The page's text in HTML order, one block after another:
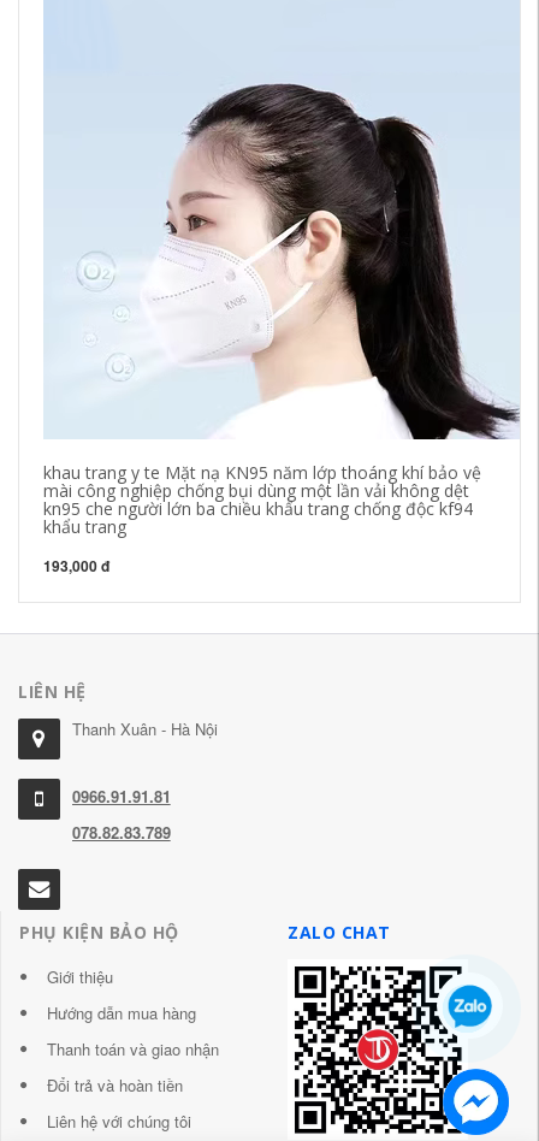
khau trang y te Mặt nạ KN95 năm lớp thoáng khí bảo vệ
mài công nghiệp chống bụi dùng một lần vải không dệt
kn95 che người lớn ba chiều khẩu trang chống độc kf94
khẩu trang
193,000 đ
LIÊN HỆ
Thanh Xuân - Hà Nội
0966.91.91.81
078.82.83.789
PHỤ KIỆN BẢO HỘ
Giới thiệu
Hướng dẫn mua hàng
Thanh toán và giao nhận
Đổi trả và hoàn tiền
Liên hệ với chúng tôi
ZALO CHAT